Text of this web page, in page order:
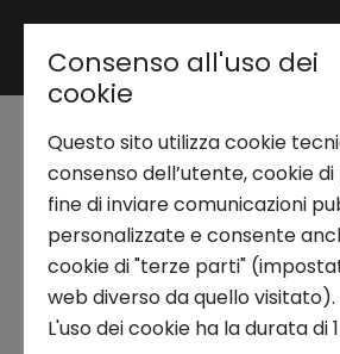
Trend Analysis
Applied Research
Startup Development
Intesa
Intesa
Innovation
Consenso all'uso dei
cookie
Questo sito utilizza cookie
consenso dell’utente, cookie
fine di inviare comunicazioni
personalizzate e consente
cookie di "terze parti"
web diverso da quello visitato).
L'uso dei cookie ha la durata di